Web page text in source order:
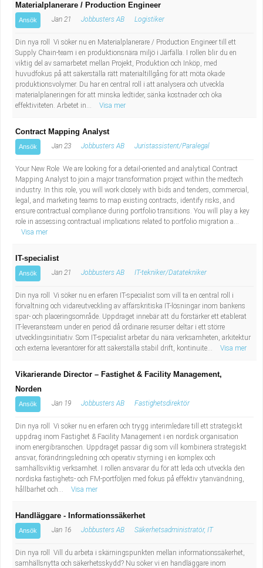
Materialplanerare / Production Engineer
Ansök Jan 21 Jobbusters AB Logistiker
Din nya roll Vi söker nu en Materialplanerare / Production Engineer till ett
Supply Chain-team i en produktionsnära miljö i Järfälla. I rollen blir du en
viktig del av samarbetet mellan Projekt, Produktion och Inköp, med
huvudfokus på att säkerställa rätt materialtillgång för att möta ökade
produktionsvolymer. Du har en central roll i att analysera och utveckla
materialplaneringen för att minska ledtider, sänka kostnader och öka
effektiviteten. Arbetet in...
Visa mer
Contract Mapping Analyst
Ansök Jan 23 Jobbusters AB Juristassistent/Paralegal
Your New Role We are looking for a detail-oriented and analytical Contract
Mapping Analyst to join a major transformation project within the medtech
industry. In this role, you will work closely with bids and tenders, commercial,
legal, and marketing teams to map existing contracts, identify risks, and
ensure contractual compliance during portfolio transitions. You will play a key
role in assessing contractual implications related to portfolio migration a...
Visa mer
IT-specialist
Ansök Jan 21 Jobbusters AB IT-tekniker/Datatekniker
Din nya roll Vi söker nu en erfaren IT-specialist som vill ta en central roll i
förvaltning och vidareutveckling av affärskritiska IT-lösningar inom bankens
spar- och placeringsområde. Uppdraget innebär att du förstärker ett etablerat
IT-leveransteam under en period då ordinarie resurser deltar i ett större
utvecklingsinitiativ. Som IT-specialist arbetar du nära verksamheten, arkitektur
och externa leverantörer för att säkerställa stabil drift, kontinuite...
Visa mer
Vikarierande Director – Fastighet & Facility Management,
Norden
Ansök Jan 19 Jobbusters AB Fastighetsdirektör
Din nya roll Vi söker nu en erfaren och trygg interimledare till ett strategiskt
uppdrag inom Fastighet & Facility Management i en nordisk organisation
inom energibranschen. Uppdraget passar dig som vill kombinera strategiskt
ansvar, förändringsledning och operativ styrning i en komplex och
samhällsviktig verksamhet. I rollen ansvarar du för att leda och utveckla den
nordiska fastighets- och FM-portföljen med fokus på effektiv ytanvändning,
hållbarhet och...
Visa mer
Handläggare - Informationssäkerhet
Ansök Jan 16 Jobbusters AB Säkerhetsadministratör, IT
Din nya roll Vill du arbeta i skärningspunkten mellan informationssäkerhet,
samhällsnytta och säkerhetsskydd? Nu söker vi en handläggare inom